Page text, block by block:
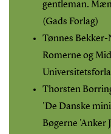
gentleman.
(Gads Forlag)
Tønnes
Romerne og
Thorsten
'De Danske
Bøgerne 'Anker